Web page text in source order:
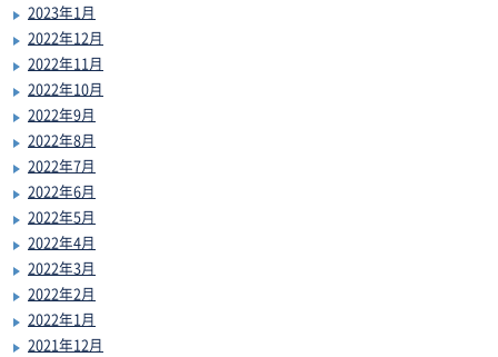
2023年1月
2022年12月
2022年11月
2022年10月
2022年9月
2022年8月
2022年7月
2022年6月
2022年5月
2022年4月
2022年3月
2022年2月
2022年1月
2021年12月